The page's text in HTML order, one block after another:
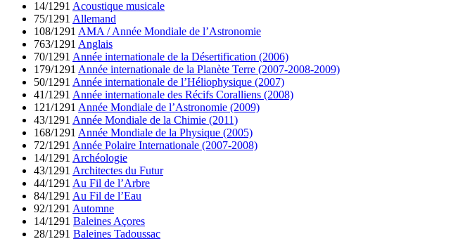
14/1291 Acoustique musicale
75/1291 Allemand
108/1291 AMA / Année Mondiale de l’Astronomie
763/1291 Anglais
70/1291 Année internationale de la Désertification (2006)
179/1291 Année internationale de la Planète Terre (2007-2008-2009)
50/1291 Année internationale de l’Héliophysique (2007)
41/1291 Année internationale des Récifs Coralliens (2008)
121/1291 Année Mondiale de l’Astronomie (2009)
43/1291 Année Mondiale de la Chimie (2011)
168/1291 Année Mondiale de la Physique (2005)
72/1291 Année Polaire Internationale (2007-2008)
14/1291 Archéologie
43/1291 Architectes du Futur
44/1291 Au Fil de l’Arbre
84/1291 Au Fil de l’Eau
92/1291 Automne
14/1291 Baleines Açores
28/1291 Baleines Tadoussac